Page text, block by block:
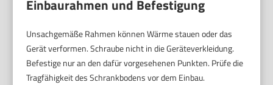
Einbaurahmen und Befestigung
Unsachgemäße Rahmen können Wärme stauen oder das
Gerät verformen. Schraube nicht in die Geräteverkleidung.
Befestige nur an den dafür vorgesehenen Punkten. Prüfe die
Tragfähigkeit des Schrankbodens vor dem Einbau.